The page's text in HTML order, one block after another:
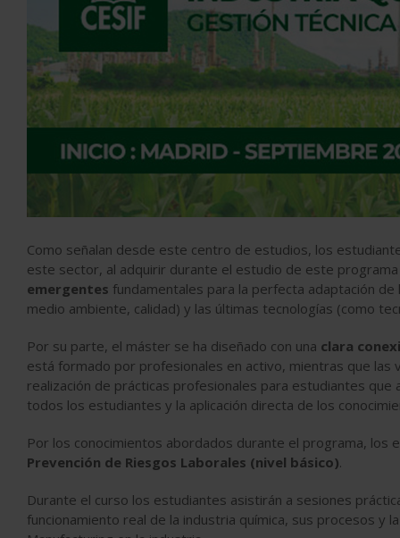
Como señalan desde este centro de estudios, los
este sector, al adquirir durante el estudio de este
emergentes fundamentales para la perfecta adaptación
medio ambiente, calidad) y las últimas tecnologías (como
Por su parte, el máster se ha diseñado con una clara
está formado por profesionales en activo, mientras que
realización de prácticas profesionales para estudiantes
todos los estudiantes y la aplicación directa de los
Por los conocimientos abordados durante el programa, los
Prevención de Riesgos Laborales (nivel básico).
Durante el curso los estudiantes asistirán a sesiones
funcionamiento real de la industria química, sus procesos y